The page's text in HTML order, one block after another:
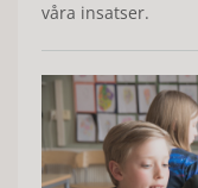
våra insatser.